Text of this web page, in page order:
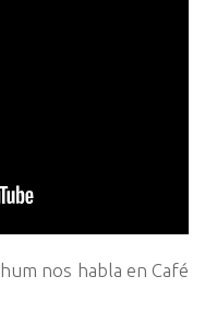
nos habla en Café